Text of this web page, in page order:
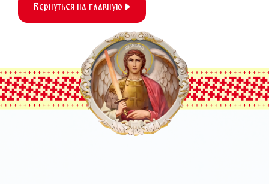
Вернуться на главную